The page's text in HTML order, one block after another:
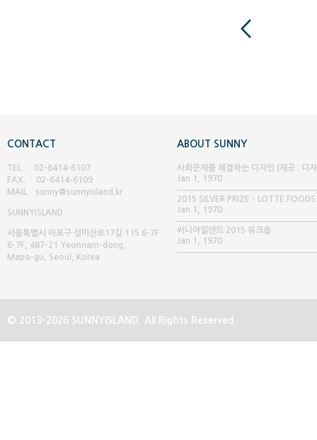
CONTACT
TEL. 02-6414-6107
FAX. 02-6414-6109
MAIL. sunny@sunnyisland.kr
SUNNY ISLAND
서울특별시 마포구 성미산로17길 115 6-7F
6-7F, 487-21 Yeonnam-dong,
Mapo-gu, Seoul, Korea
ABOUT SUNNY
사회문제를 해결하는 디자인 (제공 : 디
글 매거진)
Jan 1, 1970
2015 SILVER PRIZE - LOTTE FOODS
Jan 1, 1970
써니아일랜드 2015 워크숍
Jan 1, 1970
© 2013-2026 SUNNYISLAND. All Rights Reserved.